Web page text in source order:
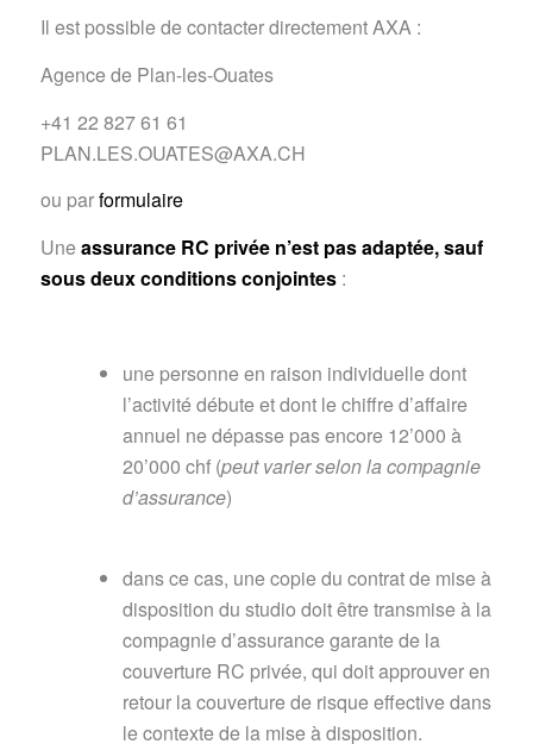
Il est possible de contacter directement AXA :
Agence de Plan-les-Ouates
+41 22 827 61 61
PLAN.LES.OUATES@AXA.CH
ou parformulaire
Une assurance RC privée n’est pas adaptée, sauf
sous deux conditions conjointes:
une personne en raison individuelle dont
l’activité débute et dont le chiffre d’affaire
annuel ne dépasse pas encore 12’000 à
20’000 chf (peut varier selon la compagnie
d’assurance)
dans ce cas, une copie du contrat de mise à
disposition du studio doit être transmise à la
compagnie d’assurance garante de la
couverture RC privée, qui doit approuver en
retour la couverture de risque effective dans
le contexte de la mise à disposition.